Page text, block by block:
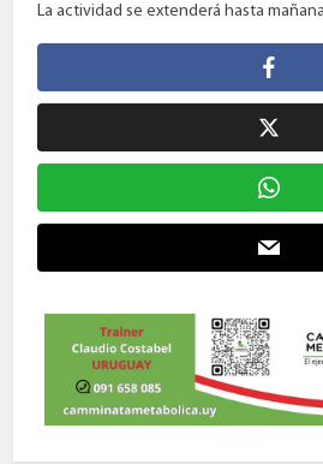
La actividad se extenderá hasta